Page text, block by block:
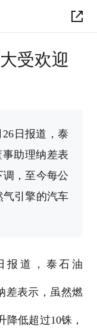
受欢迎
日报道，泰
助理纳差表
，至今每公
气引擎的汽车
报道，泰石油
差表示，虽然燃
低超过10铢，